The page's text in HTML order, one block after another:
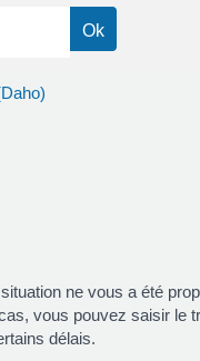
ne vous a été
vous pouvez saisir le
délais.